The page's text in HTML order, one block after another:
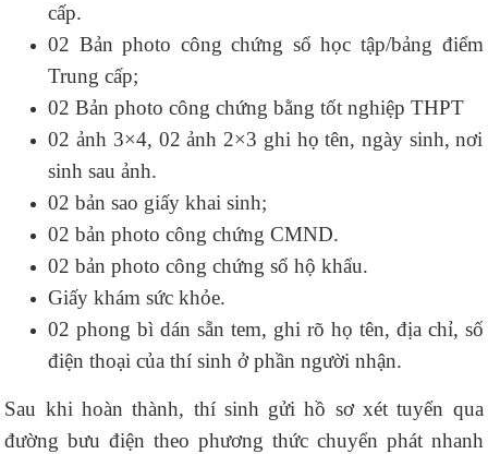
cấp.
02 Bản photo công chứng sổ học tập/bảng điểm
Trung cấp;
02 Bản photo công chứng bằng tốt nghiệp THPT
02 ảnh 3×4, 02 ảnh 2×3 ghi họ tên, ngày sinh, nơi
sinh sau ảnh.
02 bản sao giấy khai sinh;
02 bản photo công chứng CMND.
02 bản photo công chứng sổ hộ khẩu.
Giấy khám sức khỏe.
02 phong bì dán sẵn tem, ghi rõ họ tên, địa chỉ, số
điện thoại của thí sinh ở phần người nhận.
Sau khi hoàn thành, thí sinh gửi hồ sơ xét tuyển qua
đường bưu điện theo phương thức chuyển phát nhanh